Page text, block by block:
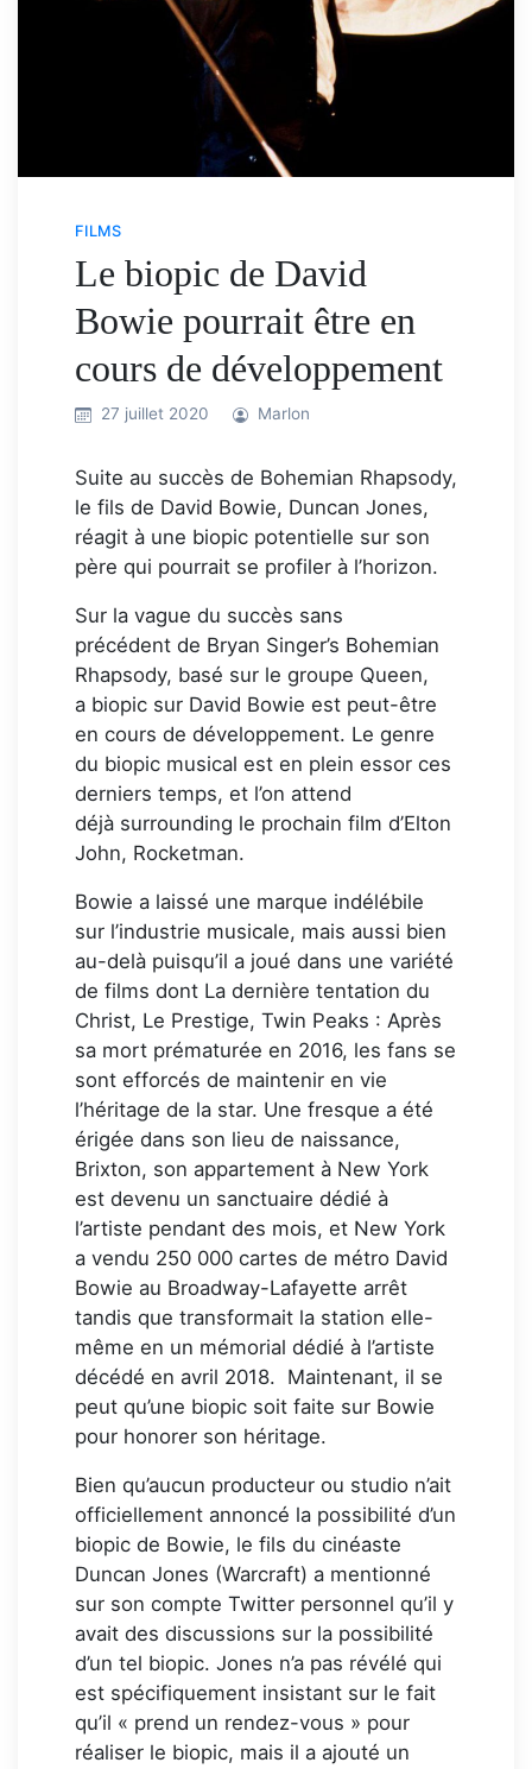
FILMS
Le biopic de David
Bowie pourrait être en
cours de développement
27 juillet 2020 Marlon
Suite au succès de Bohemian Rhapsody,
le fils de David Bowie, Duncan Jones,
réagit à une biopic potentielle sur son
père qui pourrait se profiler à l’horizon.
Sur la vague du succès sans
précédent de Bryan Singer’s Bohemian
Rhapsody, basé sur le groupe Queen,
a biopic sur David Bowie est peut-être
en cours de développement. Le genre
du biopic musical est en plein essor ces
derniers temps, et l’on attend
déjà surrounding le prochain film d’Elton
John, Rocketman.
Bowie a laissé une marque indélébile
sur l’industrie musicale, mais aussi bien
au-delà puisqu’il a joué dans une variété
de films dont La dernière tentation du
Christ, Le Prestige, Twin Peaks : Après
sa mort prématurée en 2016, les fans se
sont efforcés de maintenir en vie
l’héritage de la star. Une fresque a été
érigée dans son lieu de naissance,
Brixton, son appartement à New York
est devenu un sanctuaire dédié à
l’artiste pendant des mois, et New York
a vendu 250 000 cartes de métro David
Bowie au Broadway-Lafayette arrêt
tandis que transformait la station elle-
même en un mémorial dédié à l’artiste
décédé en avril 2018. Maintenant, il se
peut qu’une biopic soit faite sur Bowie
pour honorer son héritage.
Bien qu’aucun producteur ou studio n’ait
officiellement annoncé la possibilité d’un
biopic de Bowie, le fils du cinéaste
Duncan Jones (Warcraft) a mentionné
sur son compte Twitter personnel qu’il y
avait des discussions sur la possibilité
d’un tel biopic. Jones n’a pas révélé qui
est spécifiquement insistant sur le fait
qu’il « prend un rendez-vous » pour
réaliser le biopic, mais il a ajouté un